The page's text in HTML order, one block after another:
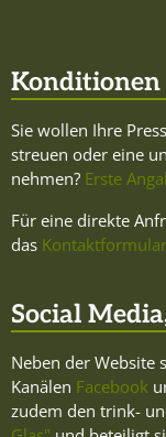
Sie wollen Ihre
streuen oder eine
nehmen? Erste
Für eine direkte
das Kontaktformular
Social
Neben der Website
Kanälen Facebook
zudem den trink-